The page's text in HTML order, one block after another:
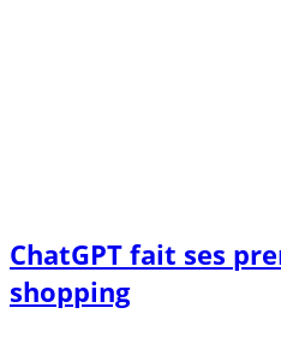
ChatGPT fait ses
shopping